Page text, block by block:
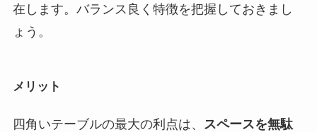
在します。バランス良く特徴を把握しておきまし
ょう。
メリット
四角いテーブルの最大の利点は、
スペースを無駄